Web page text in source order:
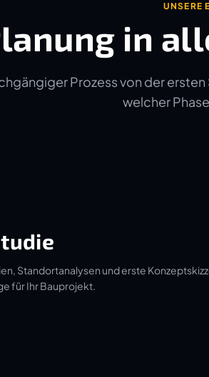
UNSERE
in
Prozess von der
welcher
Standortanalysen und erste
für Ihr Bauprojekt.